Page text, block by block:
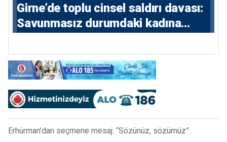
Girne’de toplu cinsel saldırı davası:
Savunmasız durumdaki kadına
Erhürman’dan seçmene mesaj: “Sözünüz, sözümüz”